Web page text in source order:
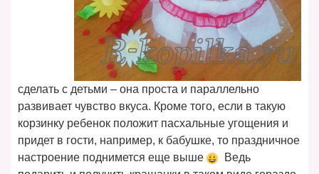
сделать с детьми – она проста и параллельно
развивает чувство вкуса. Кроме того, если в такую
корзинку ребенок положит пасхальные угощения и
придет в гости, например, к бабушке, то праздничное
настроение поднимется еще выше
Ведь